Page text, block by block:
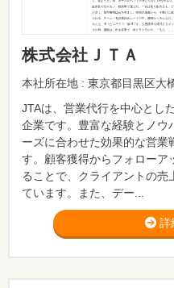
株式会社ＪＴＡ
本社所在地 : 東京都目黒区大
JTAは、営業代行を中心とし
企業です。豊富な経験とノウ
ーズに合わせた効果的な営業
す。顧客獲得からフォローア
ることで、クライアントの売
ています。また、デー...
詳